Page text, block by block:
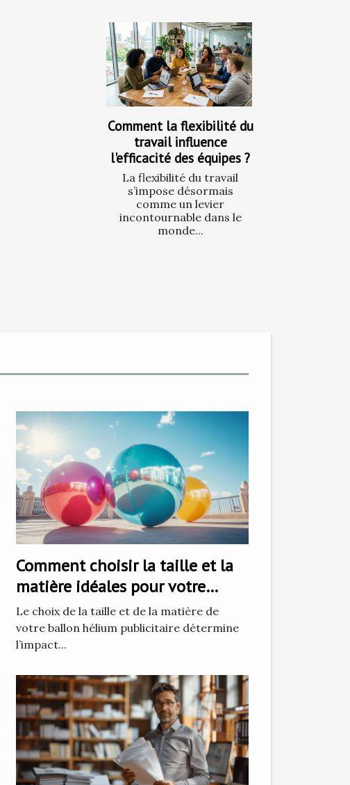
Comment la flexibilité du
travail influence
l'efficacité des équipes ?
La flexibilité du travail
s’impose désormais
comme un levier
incontournable dans le
monde...
Comment choisir la taille et la
matière idéales pour votre
ballon hélium publicitaire
Le choix de la taille et de la matière de
votre ballon hélium publicitaire détermine
l’impact...